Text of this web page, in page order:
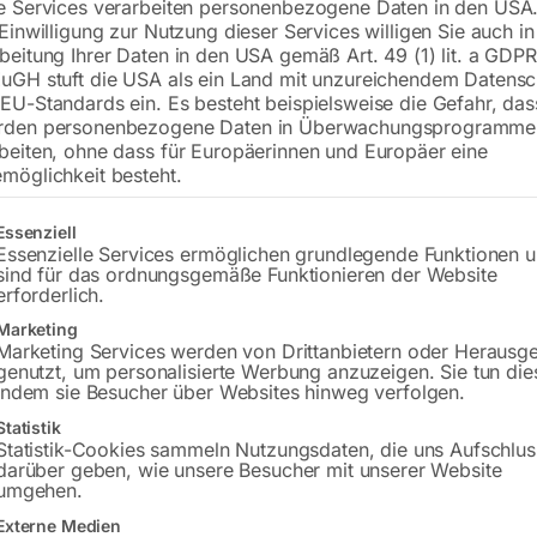
Lieferzeit:ca. 5 - 10 Werktage
Versandkosten Standard (Österreich): €
Bitte beachten Sie: Die Versandkosten
In den
Sie haben
Anfrageformular
Services verarbeiten personenbezogene Daten in den
zur Nutzung dieser Services willigen Sie auch
Ihrer Daten in den USA gemäß Art. 49 (1) lit. a
stuft die USA als ein Land mit unzureichendem
Standards ein. Es besteht beispielsweise die Gefahr,
personenbezogene Daten in
ohne dass für Europäerinnen und Europäer eine
besteht.
eine Liste der Service-Gruppen, für die eine Einwilligung erteilt
Services ermöglichen grundlegende Funktionen
für das ordnungsgemäße Funktionieren der Website
Services werden von Drittanbietern oder
um personalisierte Werbung anzuzeigen. Sie tun
sie Besucher über Websites hinweg verfolgen.
Cookies sammeln Nutzungsdaten, die uns
geben, wie unsere Besucher mit unserer Website
Medien